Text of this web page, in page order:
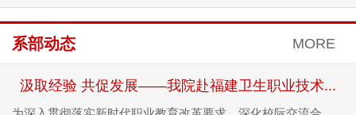
系部动态 MORE
汲取经验 共促发展——我院赴福建卫生职业技术...